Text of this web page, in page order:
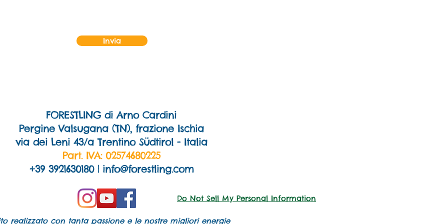
Invia
FORESTLING di Arno Cardini
Pergine Valsugana (TN), frazione Ischia
via dei Leni 43/a Trentino Südtirol - Italia
Part. IVA: 02574680225
+39 3921630180 | info@forestling.com
Do Not Sell My Personal Information
realizzato con tanta passione e le nostre migliori energie